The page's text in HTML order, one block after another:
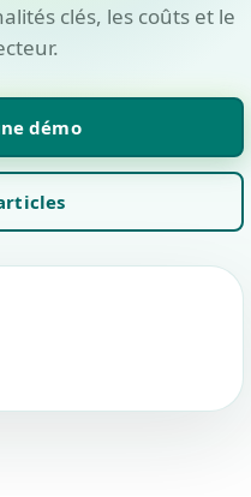
clés, les coûts et le
démo